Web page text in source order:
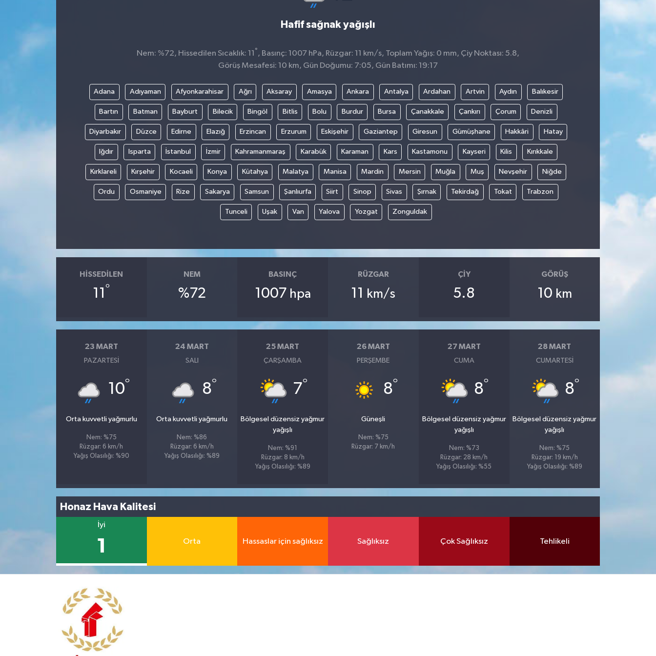
Hafif sağnak yağışlı
Nem: %72, Hissedilen Sıcaklık: 11 ° , Basınç: 1007 hPa, Rüzgar: 11 km/s, Toplam Yağış: 0 mm, Çiy Noktası: 5.8,
Görüş Mesafesi: 10 km, Gün Doğumu: 7:05, Gün Batımı: 19:17
Adana Adıyaman Afyonkarahisar Ağrı Aksaray Amasya Ankara Antalya Ardahan Artvin Aydın Balıkesir
Bartın Batman Bayburt Bilecik Bingöl Bitlis Bolu Burdur Bursa Çanakkale Çankırı Çorum Denizli
Diyarbakır Düzce Edirne Elazığ Erzincan Erzurum Eskişehir Gaziantep Giresun Gümüşhane Hakkâri Hatay
Iğdır Isparta İstanbul İzmir Kahramanmaraş Karabük Karaman Kars Kastamonu Kayseri Kilis Kırıkkale
Kırklareli Kırşehir Kocaeli Konya Kütahya Malatya Manisa Mardin Mersin Muğla Muş Nevşehir Niğde
Ordu Osmaniye Rize Sakarya Samsun Şanlıurfa Siirt Sinop Sivas Şırnak Tekirdağ Tokat Trabzon
Tunceli Uşak Van Yalova Yozgat Zonguldak
HISSEDILEN
11°
NEM
%72
BASINÇ
1007 hpa
RÜZGAR
11 km/s
ÇIY
5.8
GÖRÜŞ
10 km
23 MART
PAZARTESI
10°
Orta kuvvetli yağmurlu
Nem: %75
Rüzgar: 6 km/h
Yağış Olasılığı: %90
24 MART
SALI
8°
Orta kuvvetli yağmurlu
Nem: %86
Rüzgar: 6 km/h
Yağış Olasılığı: %89
25 MART
ÇARŞAMBA
7°
Bölgesel düzensiz yağmur
yağışlı
Nem: %91
Rüzgar: 8 km/h
Yağış Olasılığı: %89
26 MART
PERŞEMBE
8°
Güneşli
Nem: %75
Rüzgar: 7 km/h
27 MART
CUMA
8°
Bölgesel düzensiz yağmur
yağışlı
Nem: %73
Rüzgar: 28 km/h
Yağış Olasılığı: %55
28 MART
CUMARTESI
8°
Bölgesel düzensiz yağmur
yağışlı
Nem: %75
Rüzgar: 19 km/h
Yağış Olasılığı: %89
Honaz Hava Kalitesi
İyi
1 Orta Hassaslar için sağlıksız Sağlıksız Çok Sağlıksız Tehlikeli
PROJELER İNGİLİZCE
YEREL MEDYA RAPORU